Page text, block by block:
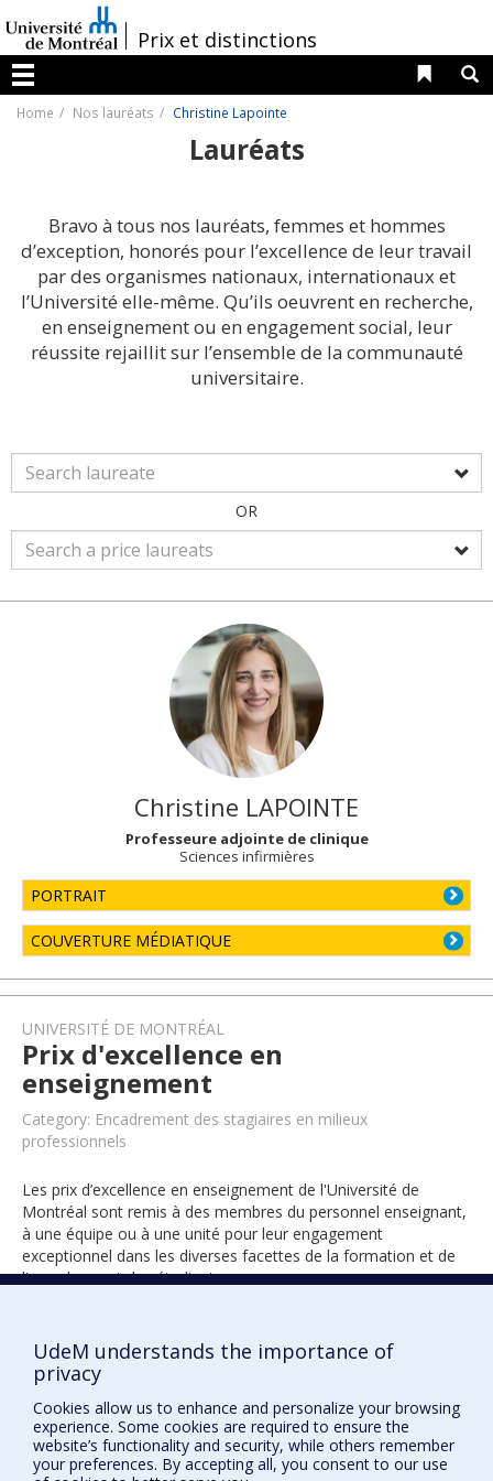
au
contenu
/Prix et distinctions
Menu
Liens
Home Nos lauréats Christine Lapointe
Lauréats
Bravo à tous nos lauréats, femmes et hommes
d’exception, honorés pour l’excellence de leur travail
par des organismes nationaux, internationaux et
l’Université elle-même. Qu’ils oeuvrent en recherche,
en enseignement ou en engagement social, leur
réussite rejaillit sur l’ensemble de la communauté
universitaire.
OR
Christine LAPOINTE
Professeure adjointe de clinique
Sciences infirmières
PORTRAIT
COUVERTURE MÉDIATIQUE
UNIVERSITÉ DE MONTRÉAL
Prix d'excellence en
enseignement
Category: Encadrement des stagiaires en milieux
professionnels
Les prix d’excellence en enseignement de l'Université de
Montréal sont remis à des membres du personnel enseignant,
à une équipe ou à une unité pour leur engagement
exceptionnel dans les diverses facettes de la formation et de
l’encadrement des étudiants.
UdeM understands the importance of
privacy
Cookies allow us to enhance and personalize your browsing
experience. Some cookies are required to ensure the
website’s functionality and security, while others remember
your preferences. By accepting all, you consent to our use